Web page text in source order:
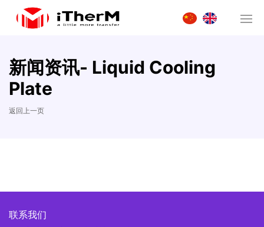
新闻资讯- Liquid Cooling
Plate
返回上一页
联系我们